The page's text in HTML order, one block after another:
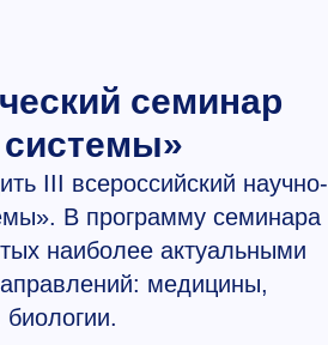
семинар
III всероссийский научно-
В программу семинара
наиболее актуальными
медицины,